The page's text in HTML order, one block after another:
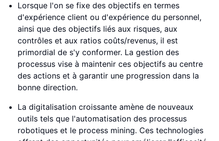
Lorsque l'on se fixe des objectifs en termes
d'expérience client ou d'expérience du personnel,
ainsi que des objectifs liés aux risques, aux
contrôles et aux ratios coûts/revenus, il est
primordial de s'y conformer. La gestion des
processus vise à maintenir ces objectifs au centre
des actions et à garantir une progression dans la
bonne direction.
La digitalisation croissante amène de nouveaux
outils tels que l'automatisation des processus
robotiques et le process mining. Ces technologies